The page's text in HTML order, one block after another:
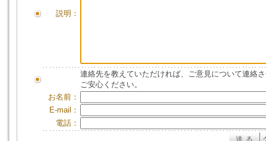
説明：
連絡先を教えていただければ、ご意見について連絡
ご安心ください。
お名前：
E-mail：
電話：